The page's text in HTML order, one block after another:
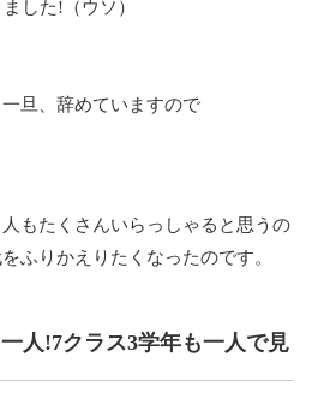
した!（ウソ）
旦、辞めていますので
もたくさんいらっしゃると思うの
ふりかえりたくなったのです。
人!7クラス3学年も一人で見